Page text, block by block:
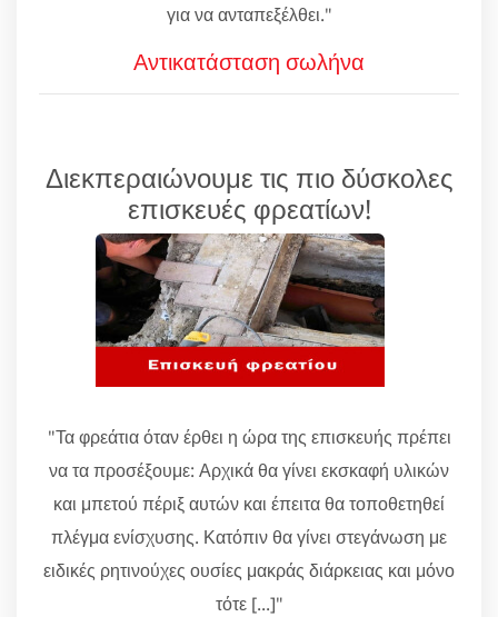
για να ανταπεξέλθει."
Αντικατάσταση σωλήνα
Διεκπεραιώνουμε τις πιο δύσκολες
επισκευές φρεατίων!
"Τα φρεάτια όταν έρθει η ώρα της επισκευής πρέπει
να τα προσέξουμε: Αρχικά θα γίνει εκσκαφή υλικών
και μπετού πέριξ αυτών και έπειτα θα τοποθετηθεί
πλέγμα ενίσχυσης. Κατόπιν θα γίνει στεγάνωση με
ειδικές ρητινούχες ουσίες μακράς διάρκειας και μόνο
τότε [...]"